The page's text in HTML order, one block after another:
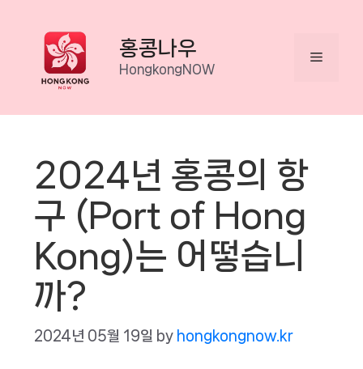
content
홍콩나우
HongkongNOW
Menu
2024년 홍콩의 항
구 (Port of Hong
Kong)는 어떻습니
까?
2024년 05월 19일 by hongkongnow.kr